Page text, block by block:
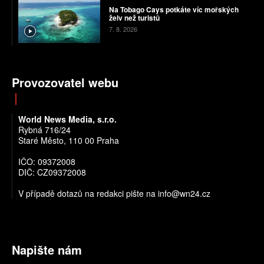
Na Tobago Cays potkáte víc mořských
želv než turistů
7. 8. 2026
Provozovatel webu
World News Media, s.r.o.
Rybná 716/24
Staré Město, 110 00 Praha
IČO: 09372008
DIČ: CZ09372008
V případě dotazů na redakci pište na info@wn24.cz
Napište nám